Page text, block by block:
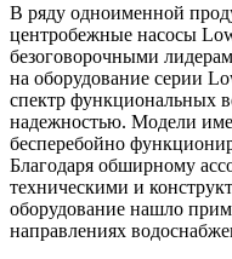
В ряду одноименной
центробежные насосы
безоговорочными
на оборудование серии
спектр функциональных
надежностью. Модели
бесперебойно
Благодаря обширному
техническими и
оборудование нашло
направлениях